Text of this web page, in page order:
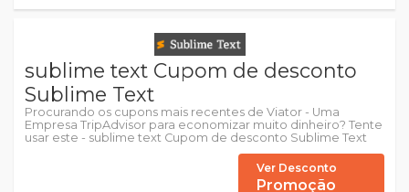
sublime text Cupom de desconto
Sublime Text
Procurando os cupons mais recentes de Viator - Uma
Empresa TripAdvisor para economizar muito dinheiro? Tente
usar este - sublime text Cupom de desconto Sublime Text
Ver Desconto
Promoção